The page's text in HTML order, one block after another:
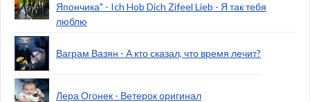
Япончика" - Ich Hob Dich Zifeel Lieb - Я так тебя
люблю
Ваграм Вазян - А кто сказал, что время лечит?
Лера Огонек - Ветерок оригинал